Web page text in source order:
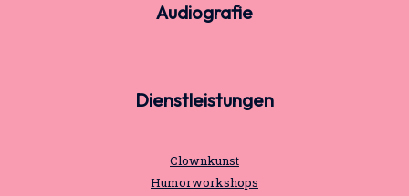
Audiografie
Dienstleistungen
Clownkunst
Humorworkshops